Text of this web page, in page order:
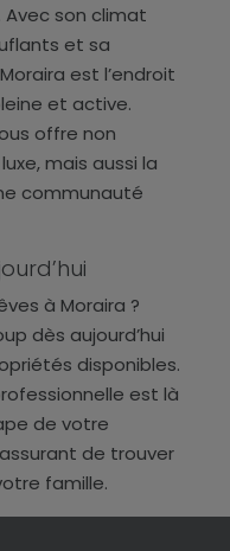
son climat
et sa
est l’endroit
et active.
offre non
mais aussi la
communauté
à Moraira ?
dès aujourd’hui
disponibles.
est là
de votre
de trouver
famille.